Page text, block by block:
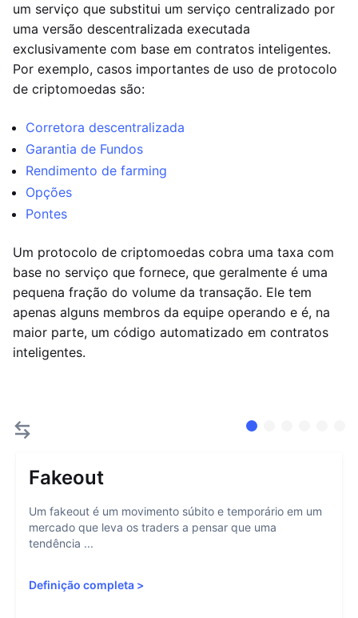
um serviço que substitui um serviço centralizado por
uma versão descentralizada executada
exclusivamente com base em contratos inteligentes.
Por exemplo, casos importantes de uso de protocolo
de criptomoedas são:
Corretora descentralizada
Garantia de Fundos
Rendimento de farming
Opções
Pontes
Um protocolo de criptomoedas cobra uma taxa com
base no serviço que fornece, que geralmente é uma
pequena fração do volume da transação. Ele tem
apenas alguns membros da equipe operando e é, na
maior parte, um código automatizado em contratos
inteligentes.
Fakeout
Um fakeout é um movimento súbito e temporário em um
mercado que leva os traders a pensar que uma
tendência ...
Definição completa >